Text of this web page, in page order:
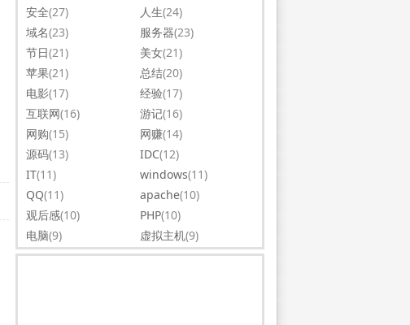
安全(27) 人生(24)
域名(23) 服务器(23)
节日(21) 美女(21)
苹果(21) 总结(20)
电影(17) 经验(17)
互联网(16) 游记(16)
网购(15) 网赚(14)
源码(13) IDC(12)
IT(11) windows(11)
QQ(11) apache(10)
观后感(10) PHP(10)
电脑(9) 虚拟主机(9)